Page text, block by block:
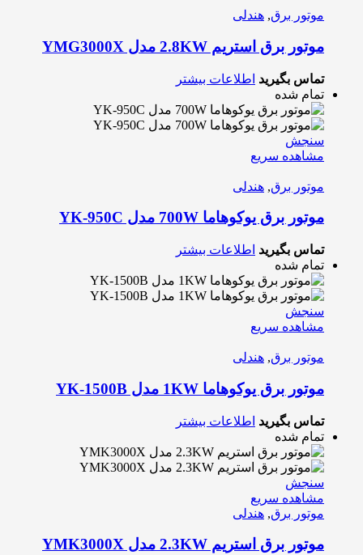
موتور برق, هندلی
موتور برق استریم 2.8KW مدل YMG3000X
تماس بگیرید اطلاعات بیشتر
تمام شده
سنجش
مشاهده سریع
موتور برق, هندلی
موتور برق یوکوهاما 700W مدل YK-950C
تماس بگیرید اطلاعات بیشتر
تمام شده
سنجش
مشاهده سریع
موتور برق, هندلی
موتور برق یوکوهاما 1KW مدل YK-1500B
تماس بگیرید اطلاعات بیشتر
تمام شده
سنجش
مشاهده سریع
موتور برق, هندلی
موتور برق استریم 2.3KW مدل YMK3000X